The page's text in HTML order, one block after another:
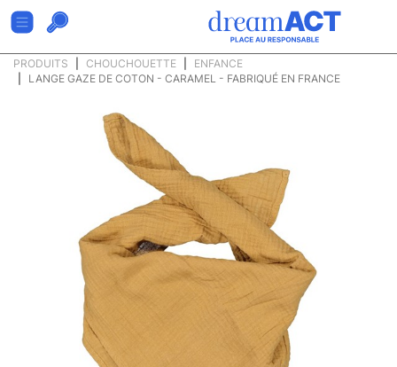
PRODUITS CHOUCHOUETTE
ENFANCE
LANGE GAZE DE COTON - CARAMEL - FABRIQUÉ EN FRANCE